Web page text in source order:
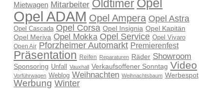
Mietwagen Mitarbeiter Oldtimer
Opel ADAM Opel Ampera Opel Astra
Opel Cascada Opel Corsa Opel Insignia Opel Kapitän
Opel Meriva Opel Mokka Opel Service Opel Vivaro
Open Air Pforzheimer Automarkt Premierenfest
Präsentation Reifen Reparaturen Räder Showroom
Sponsoring Unfall Vauxhall Verkaufsoffener Sonntag Video
Vorführwagen Weblog Weihnachten Weihnachtsbaum Werbespot
Werbung Winter